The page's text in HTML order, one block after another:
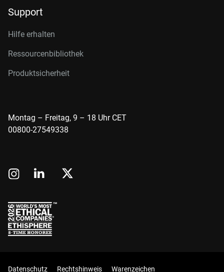
Support
Hilfe erhalten
Ressourcenbibliothek
Produktsicherheit
Montag – Freitag, 9 – 18 Uhr CET
00800-27549338
Datenschutz Rechtshinweis Warenzeichen